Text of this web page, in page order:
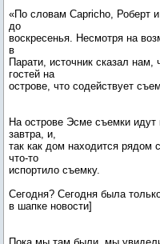
«По словам Capricho, Роберт
до
воскресенья. Несмотря на
в
Парати, источник сказал
гостей на
острове, что содействует
На острове Эсме съемки
завтра, и,
так как дом находится рядом
что-то
испортило съемку.
Сегодня? Сегодня была
в шапке новости]